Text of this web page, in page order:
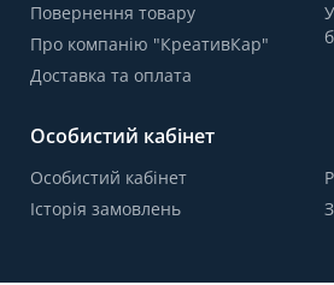
Повернення товару
Про компанію "КреативКар"
Доставка та оплата
Особистий кабінет
Особистий кабінет
Історія замовлень